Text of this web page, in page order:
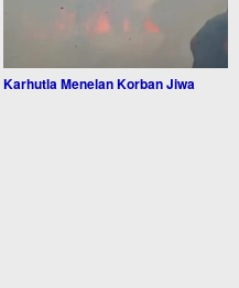
Karhutla Menelan Korban Jiwa